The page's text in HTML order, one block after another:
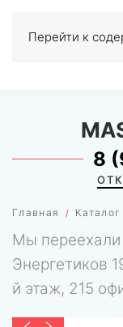
Перейти к
0
Главная Каталог
8
Мы
Энергетиков
й этаж, 215